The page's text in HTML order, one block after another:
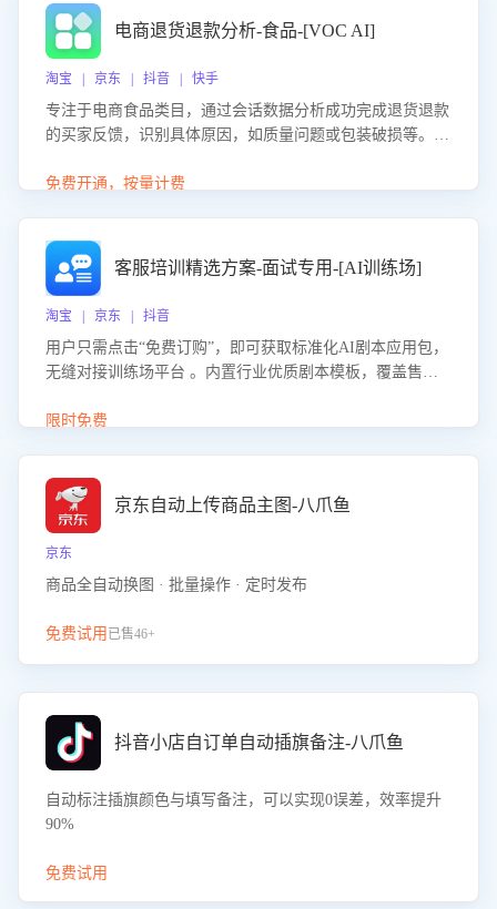
电商退货退款分析-食品-[VOC AI]
淘宝 | 京东 | 抖音 | 快手
专注于电商食品类目，通过会话数据分析成功完成退货退款
的买家反馈，识别具体原因，如质量问题或包装破损等。结
商家降低退款率，提升售后效率。
免费开通，按量计费
客服培训精选方案-面试专用-[AI训练场]
淘宝 | 京东 | 抖音
用户只需点击“免费订购”，即可获取标准化AI剧本应用包，
无缝对接训练场平台 。内置行业优质剧本模板，覆盖售前
初始化时间，助力企业快速启动智能客服训练
限时免费
京东自动上传商品主图-八爪鱼
京东
商品全自动换图 · 批量操作 · 定时发布
免费试用 已售46+
抖音小店自订单自动插旗备注-八爪鱼
自动标注插旗颜色与填写备注，可以实现0误差，效率提升
90%
免费试用